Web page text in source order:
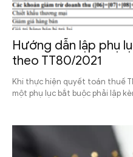
Hướng dẫn lập phụ
theo TT80/2021
Khi thực hiện quyết toán thuế
một phụ lục bắt buộc phải lập